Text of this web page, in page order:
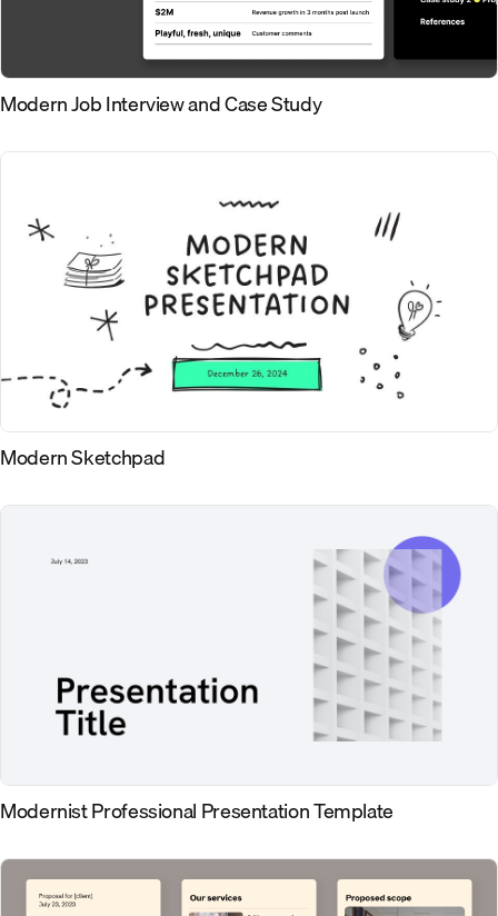
Modern Job Interview and Case Study
Modern Sketchpad
Modernist Professional Presentation Template